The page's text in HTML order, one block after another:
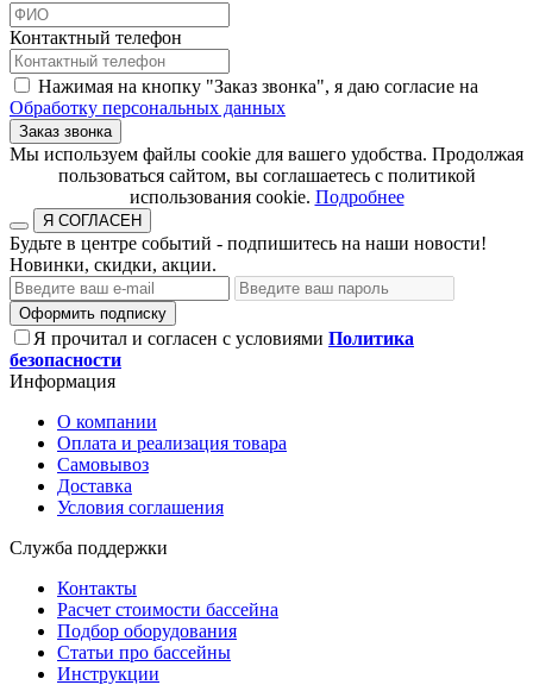
Контактный телефон
Нажимая на кнопку "Заказ звонка", я даю согласие на
Обработку персональных данных
Заказ звонка
​​​​​​​Мы используем файлы cookie для вашего удобства. Продолжая
пользоваться сайтом, вы соглашаетесь с политикой
использования cookie.​​​​​​​ Подробнее
Я СОГЛАСЕН
Будьте в центре событий - подпишитесь на наши новости!
Новинки, скидки, акции.
Оформить подписку
Я прочитал и согласен с условиями Политика
безопасности
Информация
О компании
Оплата и реализация товара
Самовывоз
Доставка
Условия соглашения
Служба поддержки
Контакты
Расчет стоимости бассейна
Подбор оборудования
Статьи про бассейны
Инструкции